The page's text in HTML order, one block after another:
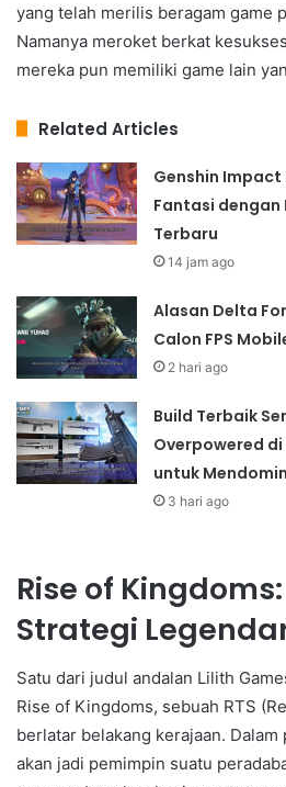
yang telah merilis beragam game
Namanya meroket berkat
mereka pun memiliki game lain
Related Articles
Genshin Impact
Fantasi
Terbaru
14 jam ago
Alasan Delta
Calon FPS
2 hari ago
Build Terbaik
Overpowered
untuk
3 hari ago
Rise of
Strategi
Satu dari judul andalan Lilith
Rise of Kingdoms, sebuah RTS
berlatar belakang kerajaan. Dalam
akan jadi pemimpin suatu